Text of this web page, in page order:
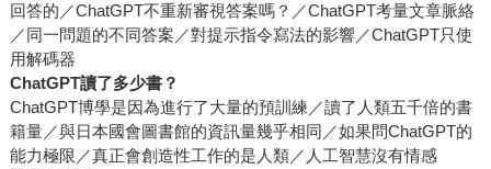
回答的／ChatGPT不重新審視答案嗎？／ChatGPT考量文章脈絡
／同一問題的不同答案／對提示指令寫法的影響／ChatGPT只使
用解碼器
ChatGPT讀了多少書？
ChatGPT博學是因為進行了大量的預訓練／讀了人類五千倍的書
籍量／與日本國會圖書館的資訊量幾乎相同／如果問ChatGPT的
能力極限／真正會創造性工作的是人類／人工智慧沒有情感